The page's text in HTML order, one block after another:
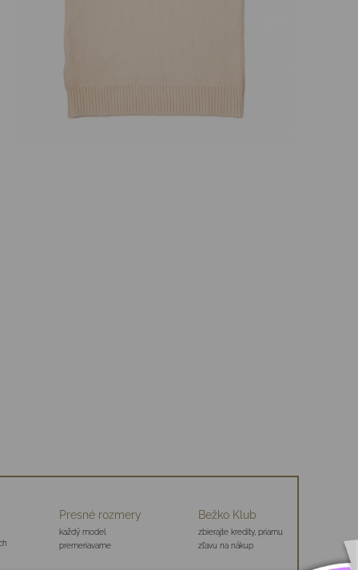
Presné rozmery
každý model
premeriavame
Bežko Klub
zbierajte kredity, priamu
zľavu na nákup